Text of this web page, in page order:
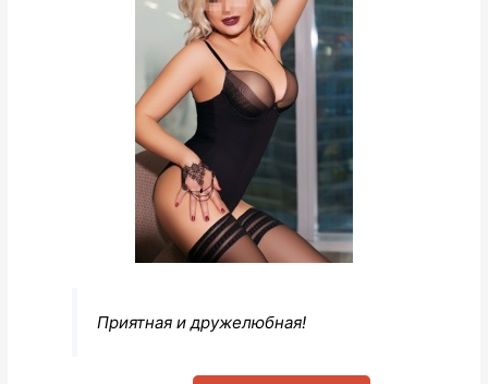
Приятная и дружелюбная!